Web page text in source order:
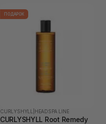
ПОДАРОК
CURLYSHYLL HEADSPA LINE
CURLYSHYLL Root Remedy